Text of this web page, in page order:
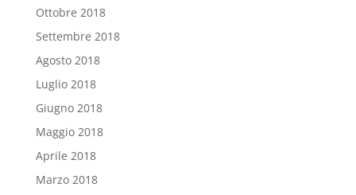
Ottobre 2018
Settembre 2018
Agosto 2018
Luglio 2018
Giugno 2018
Maggio 2018
Aprile 2018
Marzo 2018